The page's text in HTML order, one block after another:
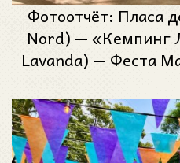
Фотоотчёт: Пласа
Nord) — «Кемпинг
Lavanda) — Феста